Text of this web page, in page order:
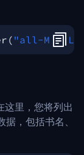
( "all-
这里，您将列出
，包括书名、